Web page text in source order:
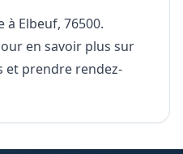
à Elbeuf, 76500.
en savoir plus sur
et prendre rendez-